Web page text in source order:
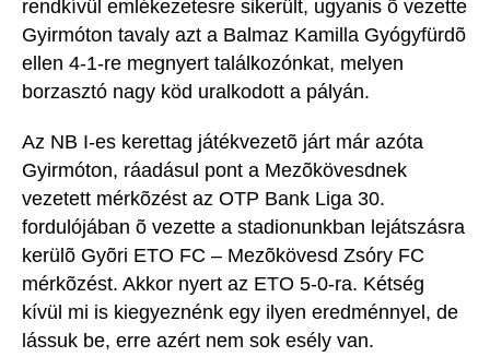
rendkívül emlékezetesre sikerült, ugyanis õ vezette
Gyirmóton tavaly azt a Balmaz Kamilla Gyógyfürdõ
ellen 4-1-re megnyert találkozónkat, melyen
borzasztó nagy köd uralkodott a pályán.
Az NB I-es kerettag játékvezetõ járt már azóta
Gyirmóton, ráadásul pont a Mezõkövesdnek
vezetett mérkõzést az OTP Bank Liga 30.
fordulójában õ vezette a stadionunkban lejátszásra
kerülõ Gyõri ETO FC – Mezõkövesd Zsóry FC
mérkõzést. Akkor nyert az ETO 5-0-ra. Kétség
kívül mi is kiegyeznénk egy ilyen eredménnyel, de
lássuk be, erre azért nem sok esély van.